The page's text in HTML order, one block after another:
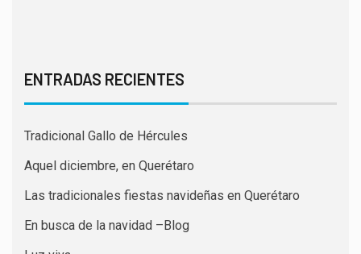
ENTRADAS RECIENTES
Tradicional Gallo de Hércules
Aquel diciembre, en Querétaro
Las tradicionales fiestas navideñas en Querétaro
En busca de la navidad –Blog